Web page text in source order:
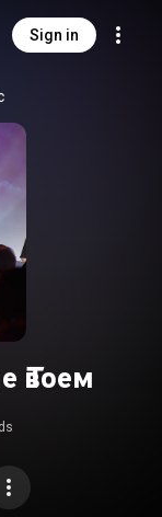
Sign in
Твоем